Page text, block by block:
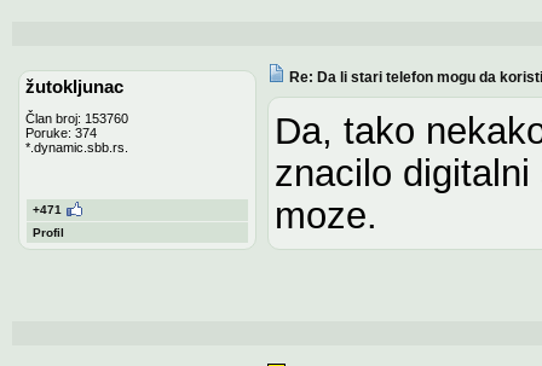
žutokljunac
Član broj: 153760
Poruke: 374
*.dynamic.sbb.rs.
+471
Profil
Re: Da li stari telefon mogu da
Da, tako
znacilo
moze.